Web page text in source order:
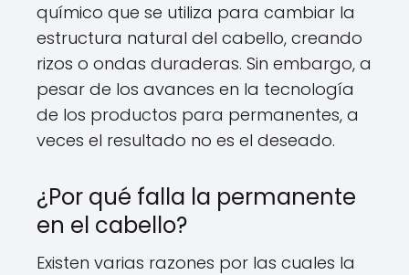
químico que se utiliza para cambiar la
estructura natural del cabello, creando
rizos o ondas duraderas. Sin embargo, a
pesar de los avances en la tecnología
de los productos para permanentes, a
veces el resultado no es el deseado.
¿Por qué falla la permanente
en el cabello?
Existen varias razones por las cuales la